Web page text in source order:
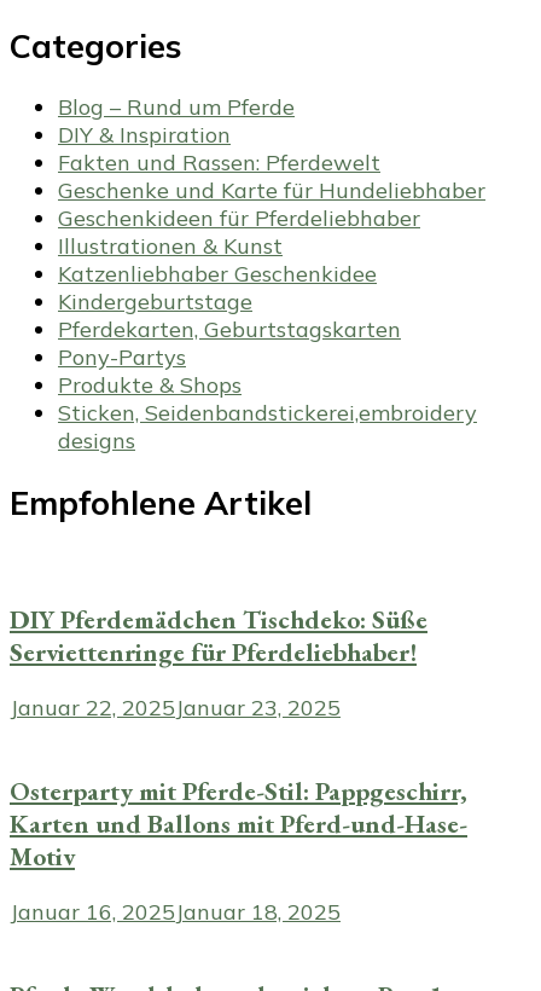
Categories
Blog – Rund um Pferde
DIY & Inspiration
Fakten und Rassen: Pferdewelt
Geschenke und Karte für Hundeliebhaber
Geschenkideen für Pferdeliebhaber
Illustrationen & Kunst
Katzenliebhaber Geschenkidee
Kindergeburtstage
Pferdekarten, Geburtstagskarten
Pony-Partys
Produkte & Shops
Sticken, Seidenbandstickerei,embroidery
designs
Empfohlene Artikel
DIY Pferdemädchen Tischdeko: Süße
Serviettenringe für Pferdeliebhaber!
Januar 22, 2025Januar 23, 2025
Osterparty mit Pferde-Stil: Pappgeschirr,
Karten und Ballons mit Pferd-und-Hase-
Motiv
Januar 16, 2025Januar 18, 2025